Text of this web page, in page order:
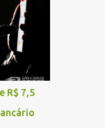
não
de
da
Federal
ao
R$ 7,5